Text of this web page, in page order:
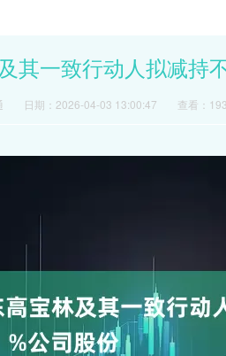
其一致行动人拟减持
日期：2026-04-03 13:00:47 查看：193